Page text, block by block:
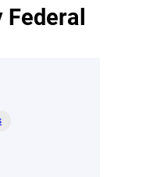
Federal